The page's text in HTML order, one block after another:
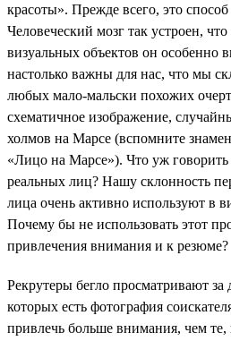
красоты». Прежде всего, это
Человеческий мозг так устроен,
визуальных объектов он особенно
настолько важны для нас, что мы
любых мало-мальски похожих
схематичное изображение,
холмов на Марсе (вспомните
«Лицо на Марсе»). Что уж
реальных лиц? Нашу склонность
лица очень активно используют в
Почему бы не использовать этот
привлечения внимания и к резюме?
Рекрутеры бегло просматривают за
которых есть фотография
привлечь больше внимания, чем те,